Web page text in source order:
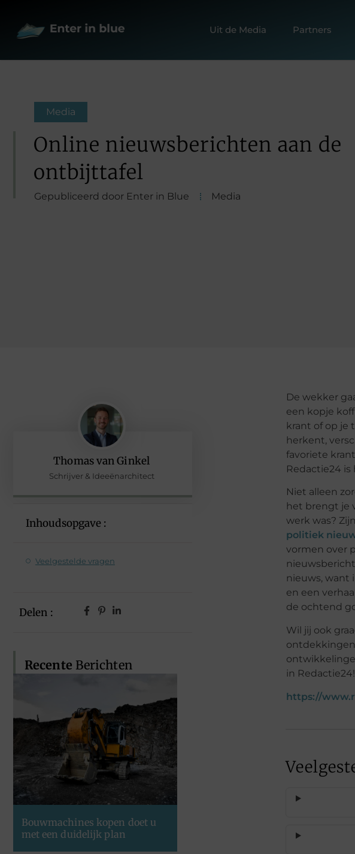
Uit de Media Partners
Media
Online nieuwsberichten aan de
ontbijttafel
Gepubliceerd door Enter in Blue Media
Thomas van Ginkel
Schrijver & Ideeënarchitect
Inhoudsopgave :
Veelgestelde vragen
Delen :
Recente Berichten
Bouwmachines kopen doet u
met een duidelijk plan
De wekker
een kopje
krant of op je
herkent,
favoriete
Redactie24
Niet alleen
het brengt je
werk was?
politiek
vormen over
nieuws, want
en een
de ochtend
Wil jij ook
in Redactie24!
https://